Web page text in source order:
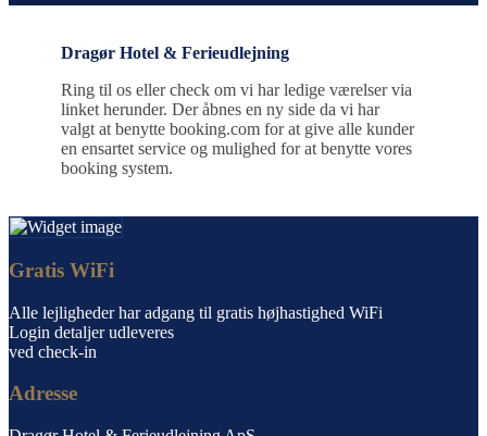
Dragør Hotel & Ferieudlejning
Ring til os eller check om vi har ledige værelser via
linket herunder. Der åbnes en ny side da vi har
valgt at benytte booking.com for at give alle kunder
en ensartet service og mulighed for at benytte vores
booking system.
Gratis WiFi
Alle lejligheder har adgang til gratis højhastighed WiFi
Login detaljer udleveres
ved check-in
Adresse